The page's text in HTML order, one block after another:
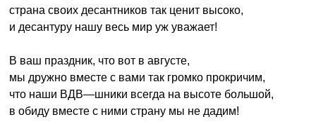
страна своих десантников так ценит высоко,
и десантуру нашу весь мир уж уважает!
В ваш праздник, что вот в августе,
мы дружно вместе с вами так громко прокричим,
что наши ВДВ—шники всегда на высоте большой,
в обиду вместе с ними страну мы не дадим!